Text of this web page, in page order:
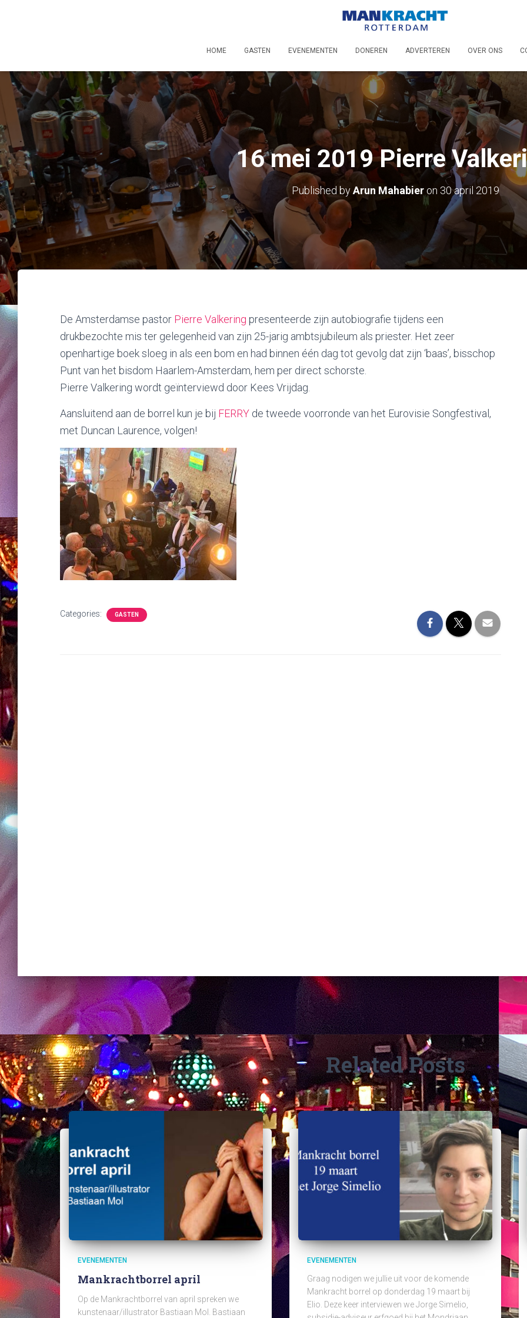
HOME GASTEN EVENEMENTEN DONEREN ADVERTEREN OVER ONS
16 mei 2019 Pierre
Published byArun Mahabieron 30 april 2019
De Amsterdamse pastor Pierre Valkering presenteerde zijn autobiografie tijdens een
drukbezochte mis ter gelegenheid van zijn 25-jarig ambtsjubileum als priester. Het zeer
openhartige boek sloeg in als een bom en had binnen één dag tot gevolg dat zijn ‘baas’, bisschop
Punt van het bisdom Haarlem-Amsterdam, hem per direct schorste.
Pierre Valkering wordt geïnterviewd door Kees Vrijdag.
Aansluitend aan de borrel kun je bij FERRY de tweede voorronde van het Eurovisie Songfestival,
met Duncan Laurence, volgen!
Categories: GASTEN
Related Posts
EVENEMENTEN
Mankrachtborrel april
Op de Mankrachtborrel van april spreken we
kunstenaar/illustrator Bastiaan Mol. Bastiaan
EVENEMENTEN
Graag nodigen we jullie uit voor de komende
Mankracht borrel op donderdag 19 maart bij
Elio. Deze keer interviewen we Jorge Simelio,